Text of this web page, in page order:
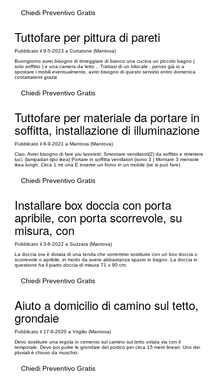
Chiedi Preventivo Gratis
Tuttofare per pittura di pareti
Pubblicato il 9-5-2023 a Curtatone (Mantova)
Buongiorno avrei bisogno di tinteggiare di bianco una cucina un piccolo bagno (
solo soffitto ) e una camera da letto .. Trattasi di un bilocale , penso già io a
spostare i mobili eventualmente, avrei bisogno di questo servizio entro domenica
contattatemi grazie
Chiedi Preventivo Gratis
Tuttofare per materiale da portare in
soffitta, installazione di illuminazione
Pubblicato il 8-9-2021 a Mantova (Mantova)
Ciao, Avrei bisogno di fare piu lavoretti: Smontare ventilatori(2) da soffitto e rimettere
luci, (lampadari tipo ikea) Portare in soffitta ventilatori (sono 3 ) Montare 3 mensole
ikea lungh. Circa 1 mt una E inserire un forno in un mobile (se si può fare)
Chiedi Preventivo Gratis
Installare box doccia con porta
apribile, con porta scorrevole, su
misura, con
Pubblicato il 3-6-2022 a Suzzara (Mantova)
La doccia ora è dotata di una tenda che vorremmo sostituire con un box doccia o
scorrevole o apribile, in modo da avere abbastanza spazio in bagno. La doccia in
questione ha il piatto doccia di misura 71 x 90 cm.
Chiedi Preventivo Gratis
Aiuto a domicilio di camino sul tetto,
grondaie
Pubblicato il 17-9-2020 a Virgilio (Mantova)
Devo sostituire una tegola in cemento sul camino sul tetto volata via con il
temporale. Devo poi pulire le grondaie del portico per circa 15 metri lineari. Uno dei
pluviali è chiuso da muschio.
Chiedi Preventivo Gratis